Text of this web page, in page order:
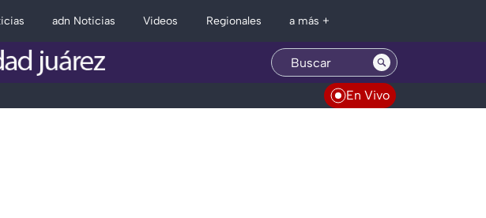
adn Noticias Videos Regionales a más +
En Vivo